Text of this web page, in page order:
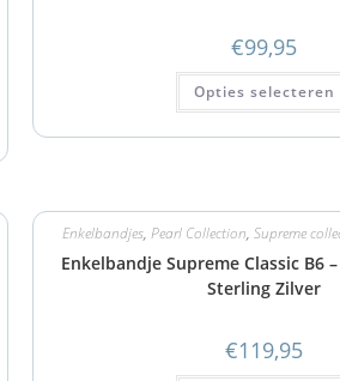
€99,95
Opties selecteren
Enkelbandjes,Pearl Collection,Supreme
Enkelbandje Supreme Classic B6
Sterling Zilver
€119,95